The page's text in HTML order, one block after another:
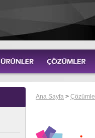
Ana Sayfa >